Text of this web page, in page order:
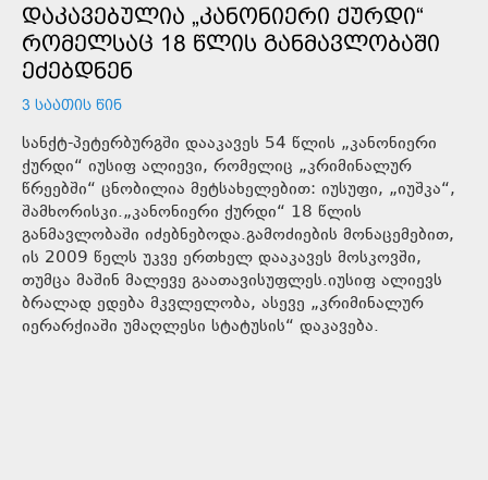
ᲓᲐᲙᲐᲕᲔᲑᲣᲚᲘᲐ „ᲙᲐᲜᲝᲜᲘᲔᲠᲘ ᲥᲣᲠᲓᲘ“
ᲠᲝᲛᲔᲚᲡᲐᲪ 18 ᲬᲚᲘᲡ ᲒᲐᲜᲛᲐᲕᲚᲝᲑᲐᲨᲘ
ᲔᲫᲔᲑᲓᲜᲔᲜ
3 ᲡᲐᲐᲗᲘᲡ ᲬᲘᲜ
სანქტ-პეტერბურგში დააკავეს 54 წლის „კანონიერი
ქურდი“ იუსიფ ალიევი, რომელიც „კრიმინალურ
წრეებში“ ცნობილია მეტსახელებით: იუსუფი, „იუშკა“,
შამხორისკი.„კანონიერი ქურდი“ 18 წლის
განმავლობაში იძებნებოდა.გამოძიების მონაცემებით,
ის 2009 წელს უკვე ერთხელ დააკავეს მოსკოვში,
თუმცა მაშინ მალევე გაათავისუფლეს.იუსიფ ალიევს
ბრალად ედება მკვლელობა, ასევე „კრიმინალურ
იერარქიაში უმაღლესი სტატუსის“ დაკავება.